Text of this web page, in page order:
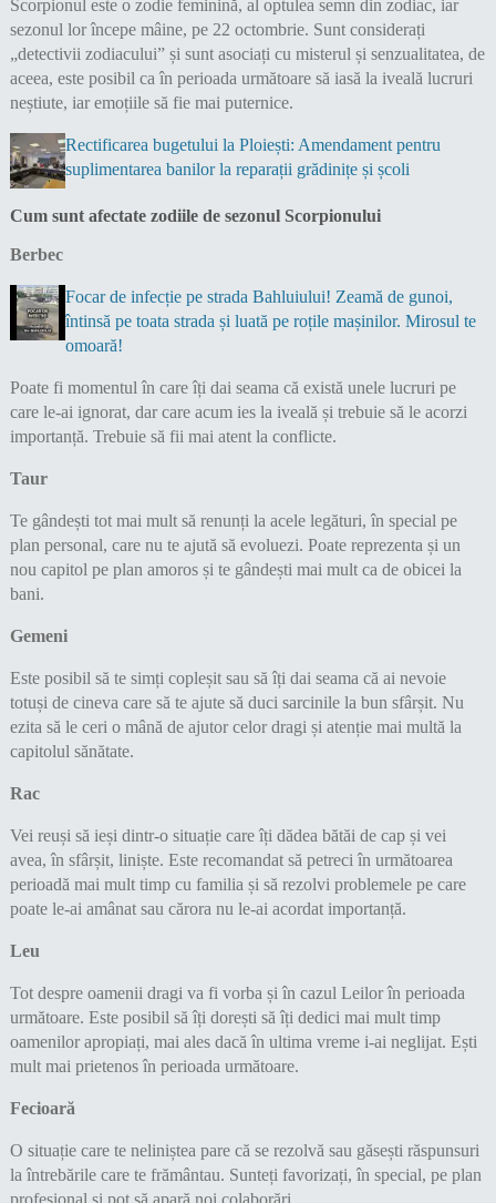
Scorpionul este o zodie feminină, al optulea semn din zodiac, iar
sezonul lor începe mâine, pe 22 octombrie. Sunt considerați
„detectivii zodiacului” și sunt asociați cu misterul și senzualitatea, de
aceea, este posibil ca în perioada următoare să iasă la iveală lucruri
neștiute, iar emoțiile să fie mai puternice.
Rectificarea bugetului la Ploiești: Amendament pentru
suplimentarea banilor la reparații grădinițe și școli
Cum sunt afectate zodiile de sezonul Scorpionului
Berbec
Focar de infecție pe strada Bahluiului! Zeamă de gunoi,
întinsă pe toata strada și luată pe roțile mașinilor. Mirosul te
omoară!
Poate fi momentul în care îți dai seama că există unele lucruri pe
care le-ai ignorat, dar care acum ies la iveală și trebuie să le acorzi
importanță. Trebuie să fii mai atent la conflicte.
Taur
Te gândești tot mai mult să renunți la acele legături, în special pe
plan personal, care nu te ajută să evoluezi. Poate reprezenta și un
nou capitol pe plan amoros și te gândești mai mult ca de obicei la
bani.
Gemeni
Este posibil să te simți copleșit sau să îți dai seama că ai nevoie
totuși de cineva care să te ajute să duci sarcinile la bun sfârșit. Nu
ezita să le ceri o mână de ajutor celor dragi și atenție mai multă la
capitolul sănătate.
Rac
Vei reuși să ieși dintr-o situație care îți dădea bătăi de cap și vei
avea, în sfârșit, liniște. Este recomandat să petreci în următoarea
perioadă mai mult timp cu familia și să rezolvi problemele pe care
poate le-ai amânat sau cărora nu le-ai acordat importanță.
Leu
Tot despre oamenii dragi va fi vorba și în cazul Leilor în perioada
următoare. Este posibil să îți dorești să îți dedici mai mult timp
oamenilor apropiați, mai ales dacă în ultima vreme i-ai neglijat. Ești
mult mai prietenos în perioada următoare.
Fecioară
O situație care te neliniștea pare că se rezolvă sau găsești răspunsuri
la întrebările care te frământau. Sunteți favorizați, în special, pe plan
profesional și pot să apară noi colaborări.